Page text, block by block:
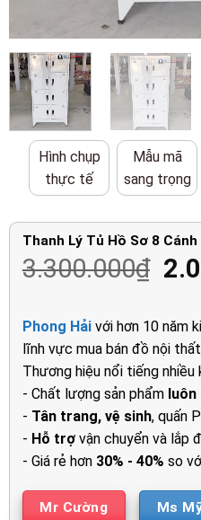
Hình chụp
thực tế
Mẫu mã
sang trọng
Thanh Lý Tủ Hồ Sơ 8
3.300.000₫ Giá
là:
Phong Hảivới hơn 10 năm
lĩnh vực mua bán đồ nội
Thương hiệu nổi tiếng nhiều
- Chất lượng sản phẩm luôn
- Tân trang, vệ sinh, quấn
- Hỗ trợvận chuyển và lắp
- Giá rẻ hơn 30% - 40% so
Mr Cường Ms